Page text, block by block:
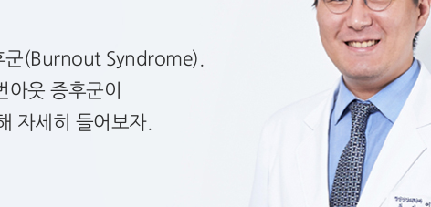
군(Burnout Syndrome).
웃 증후군이
자세히 들어보자.